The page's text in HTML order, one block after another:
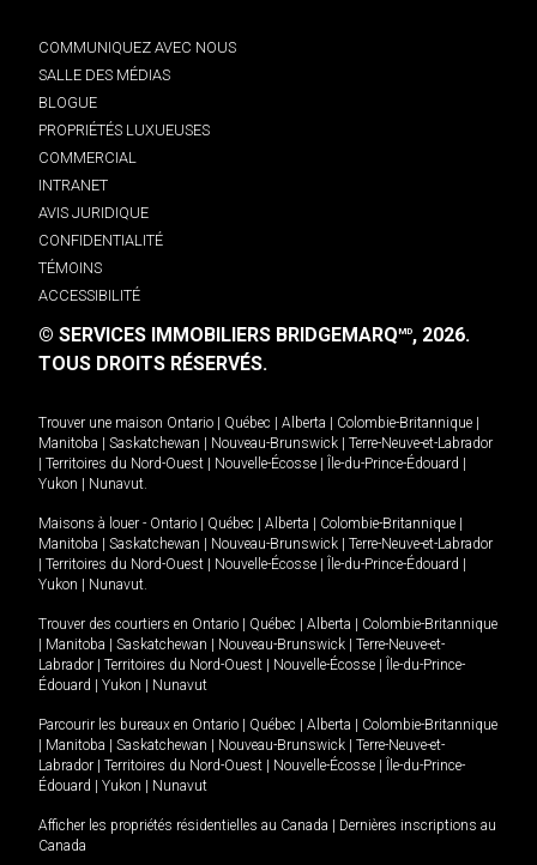
COMMUNIQUEZ AVEC NOUS
SALLE DES MÉDIAS
BLOGUE
PROPRIÉTÉS LUXUEUSES
COMMERCIAL
INTRANET
AVIS JURIDIQUE
CONFIDENTIALITÉ
TÉMOINS
ACCESSIBILITÉ
© SERVICES IMMOBILIERS BRIDGEMARQMD, 2026.
TOUS DROITS RÉSERVÉS.
Trouver une maison Ontario Québec Alberta Colombie-Britannique
Manitoba
Saskatchewan Nouveau-Brunswick
Terre-Neuve-et-Labrador
Territoires du Nord-Ouest Nouvelle-Écosse Île-du-Prince-Édouard
Yukon
Nunavut.
Maisons à louer - Ontario Québec Alberta Colombie-Britannique
Manitoba
Saskatchewan Nouveau-Brunswick
Terre-Neuve-et-Labrador
Territoires du Nord-Ouest Nouvelle-Écosse Île-du-Prince-Édouard
Yukon
Nunavut.
Trouver des courtiers en Ontario Québec Alberta
Colombie-Britannique
Manitoba Saskatchewan Nouveau-Brunswick
Terre-Neuve-et-
Labrador
Territoires du Nord-Ouest Nouvelle-Écosse
Île-du-Prince-
Édouard
Yukon Nunavut
Parcourir les bureaux en Ontario Québec Alberta
Colombie-Britannique
Manitoba Saskatchewan Nouveau-Brunswick
Terre-Neuve-et-
Labrador
Territoires du Nord-Ouest Nouvelle-Écosse
Île-du-Prince-
Édouard
Yukon Nunavut
Afficher les propriétés résidentielles au Canada
Dernières inscriptions au
Canada